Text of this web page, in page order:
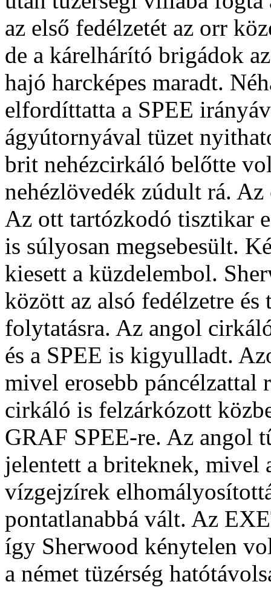
az első fedélzetét az orr
de a kárelhárító brigádok
hajó harcképes maradt.
elfordíttatta a SPEE
ágyútornyával tüzet
brit nehézcirkáló belőtte
nehézlövedék zúdult rá.
Az ott tartózkodó tisztikar
is súlyosan megsebesült.
kiesett a küzdelembol.
között az alsó fedélzetre
folytatásra. Az angol
és a SPEE is kigyulladt.
mivel erosebb páncélzattal
cirkáló is felzárkózott
GRAF SPEE-re. Az angol
jelentett a briteknek, mivel
vízgejzírek
pontatlanabbá vált. Az
így Sherwood kénytelen
a német tüzérség